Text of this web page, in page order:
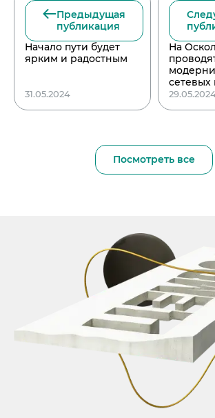
Предыдущая
публикация
Начало пути будет
ярким и радостным
31.05.2024
На
сетевых
Посмотреть все